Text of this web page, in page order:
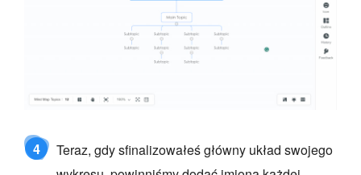
4
Teraz, gdy sfinalizowałeś główny układ swojego